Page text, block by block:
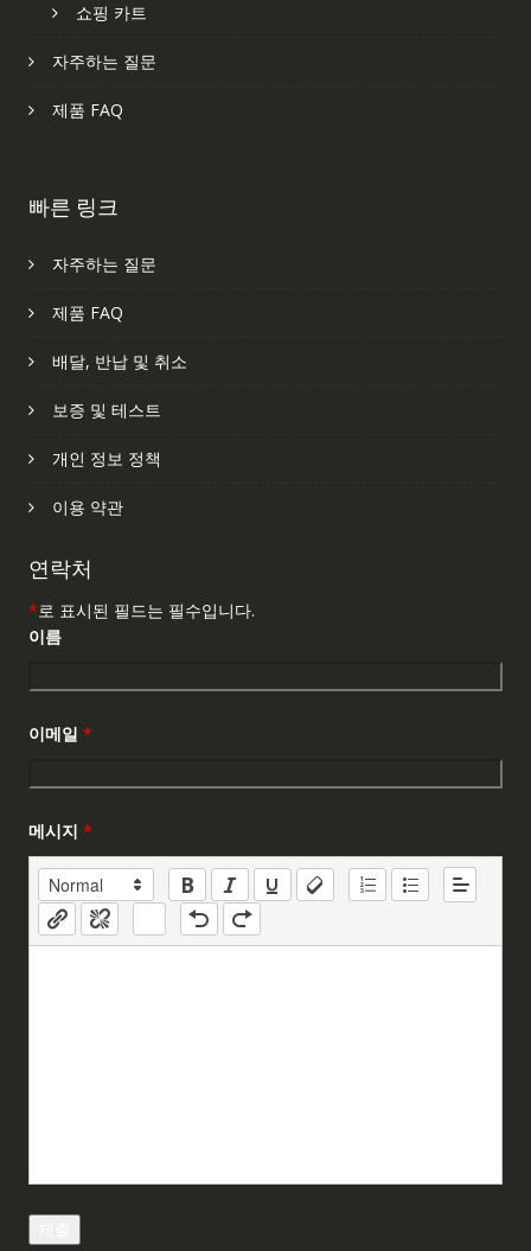
쇼핑 카트
자주하는 질문
제품 FAQ
빠른 링크
자주하는 질문
제품 FAQ
배달, 반납 및 취소
보증 및 테스트
개인 정보 정책
이용 약관
연락처
*로 표시된 필드는 필수입니다.
이름
이메일 *
메시지 *